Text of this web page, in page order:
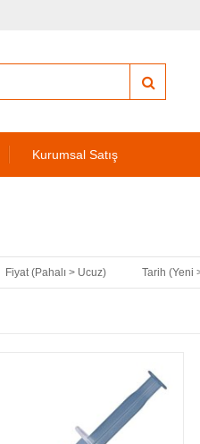
Kurumsal Satış
Fiyat (Pahalı > Ucuz) Tarih (Yeni